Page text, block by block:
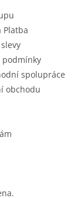
Platba
podmínky
spolupráce
obchodu